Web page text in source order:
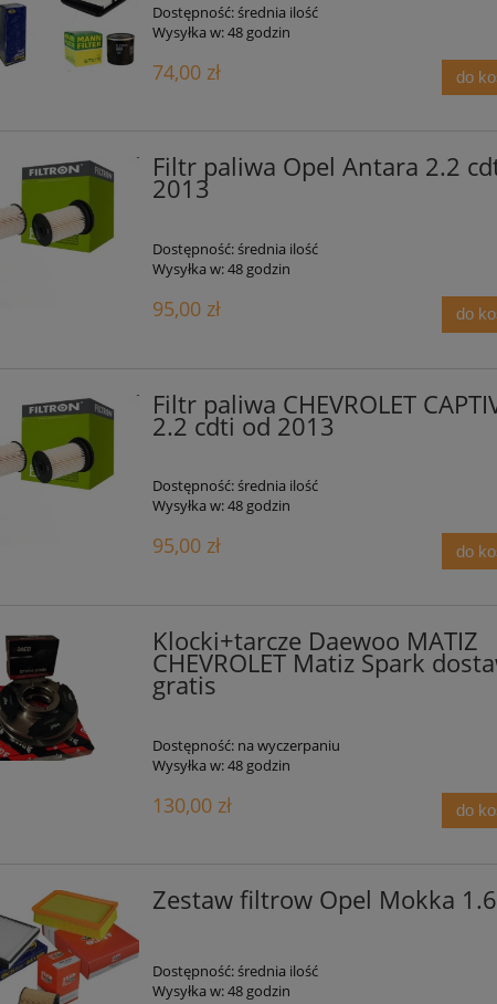
Dostępność:średnia ilość
Wysyłka w:48 godzin
74,00 zł do
Filtr paliwa Opel Antara 2.2
2013
Dostępność:średnia ilość
Wysyłka w:48 godzin
95,00 zł do
Filtr paliwa CHEVROLET
2.2 cdti od 2013
Dostępność:średnia ilość
Wysyłka w:48 godzin
95,00 zł do
Klocki+tarcze Daewoo MATIZ
CHEVROLET Matiz Spark
gratis
Dostępność: na wyczerpaniu
Wysyłka w:48 godzin
130,00 zł do
Zestaw filtrow Opel Mokka
Dostępność:średnia ilość
Wysyłka w:48 godzin